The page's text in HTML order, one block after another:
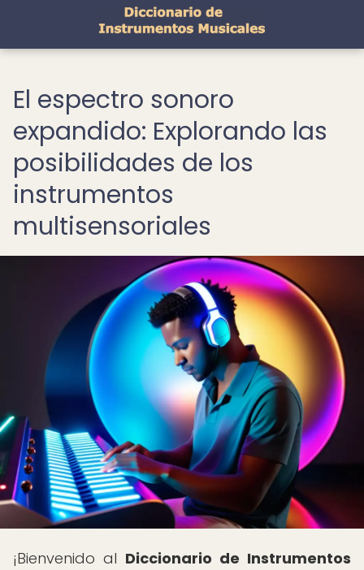
El espectro sonoro
expandido: Explorando las
posibilidades de los
instrumentos
multisensoriales
¡Bienvenido al Diccionario de Instrumentos